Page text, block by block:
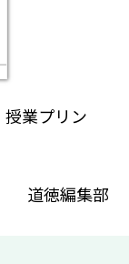
業プリン
道徳編集部